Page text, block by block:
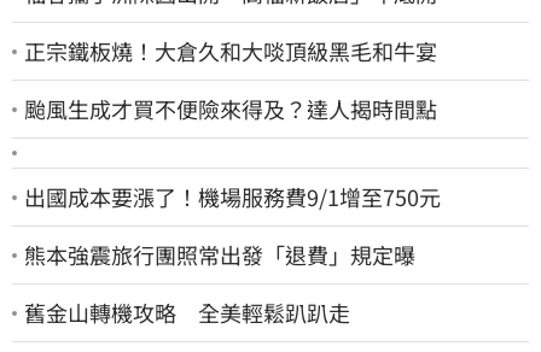
正宗鐵板燒！大倉久和大啖頂級黑毛和牛宴
颱風生成才買不便險來得及？達人揭時間點
出國成本要漲了！機場服務費9/1增至750元
熊本強震旅行團照常出發「退費」規定曝
舊金山轉機攻略 全美輕鬆趴趴走